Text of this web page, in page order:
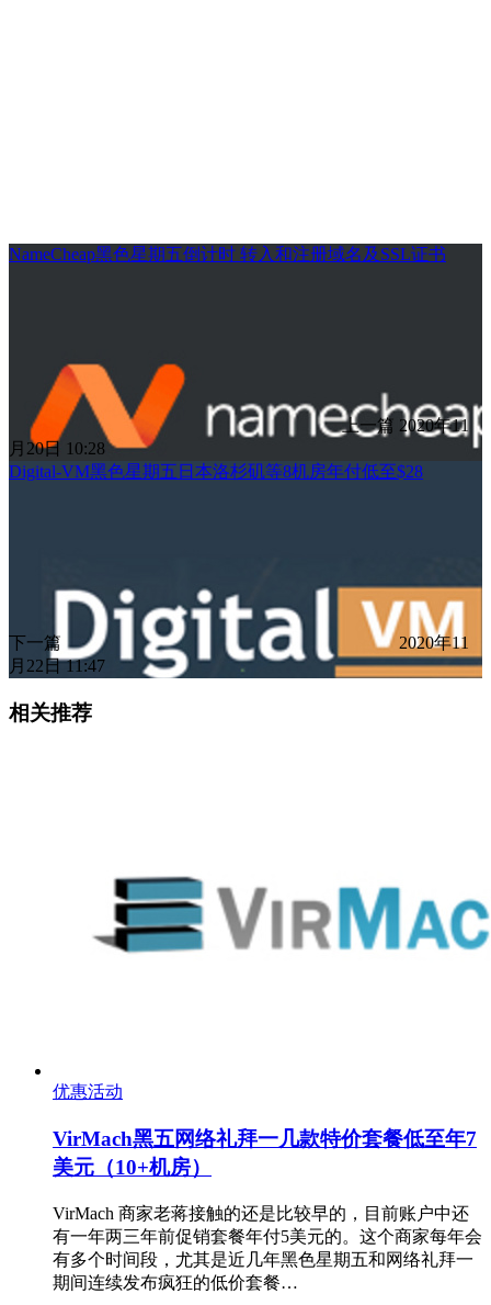
NameCheap黑色星期五倒计时 转入和注册域名及SSL证书
上一篇 2020年11
月20日 10:28
Digital-VM黑色星期五日本洛杉矶等8机房年付低至$28
下一篇
2020年11
月22日 11:47
相关推荐
优惠活动
VirMach黑五网络礼拜一几款特价套餐低至年7
美元（10+机房）
VirMach 商家老蒋接触的还是比较早的，目前账户中还
有一年两三年前促销套餐年付5美元的。这个商家每年会
有多个时间段，尤其是近几年黑色星期五和网络礼拜一
期间连续发布疯狂的低价套餐…